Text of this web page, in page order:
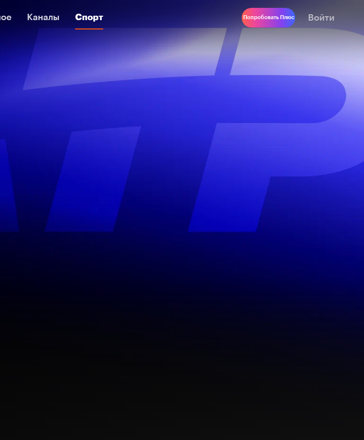
Каналы Спорт
Каналы Спорт Попробовать Плюс Войти